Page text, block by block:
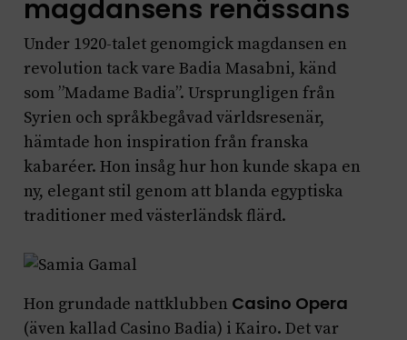
magdansens renässans
Under 1920-talet genomgick magdansen en
revolution tack vare Badia Masabni, känd
som ”Madame Badia”. Ursprungligen från
Syrien och språkbegåvad världsresenär,
hämtade hon inspiration från franska
kabaréer. Hon insåg hur hon kunde skapa en
ny, elegant stil genom att blanda egyptiska
traditioner med västerländsk flärd.
Hon grundade nattklubben Casino Opera
(även kallad Casino Badia) i Kairo. Det var